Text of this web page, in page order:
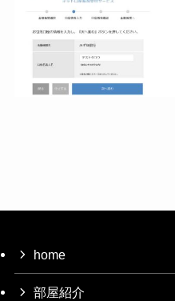
home
部屋紹介